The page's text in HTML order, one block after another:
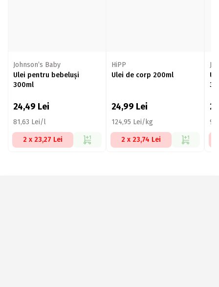
Johnson’s Baby
Ulei pentru bebeluși
300ml
24,49 Lei
81,63 Lei/l
2 x 23,27 Lei
HiPP
Ulei de corp 200ml
24,99 Lei
124,95 Lei/kg
2 x 23,74 Lei